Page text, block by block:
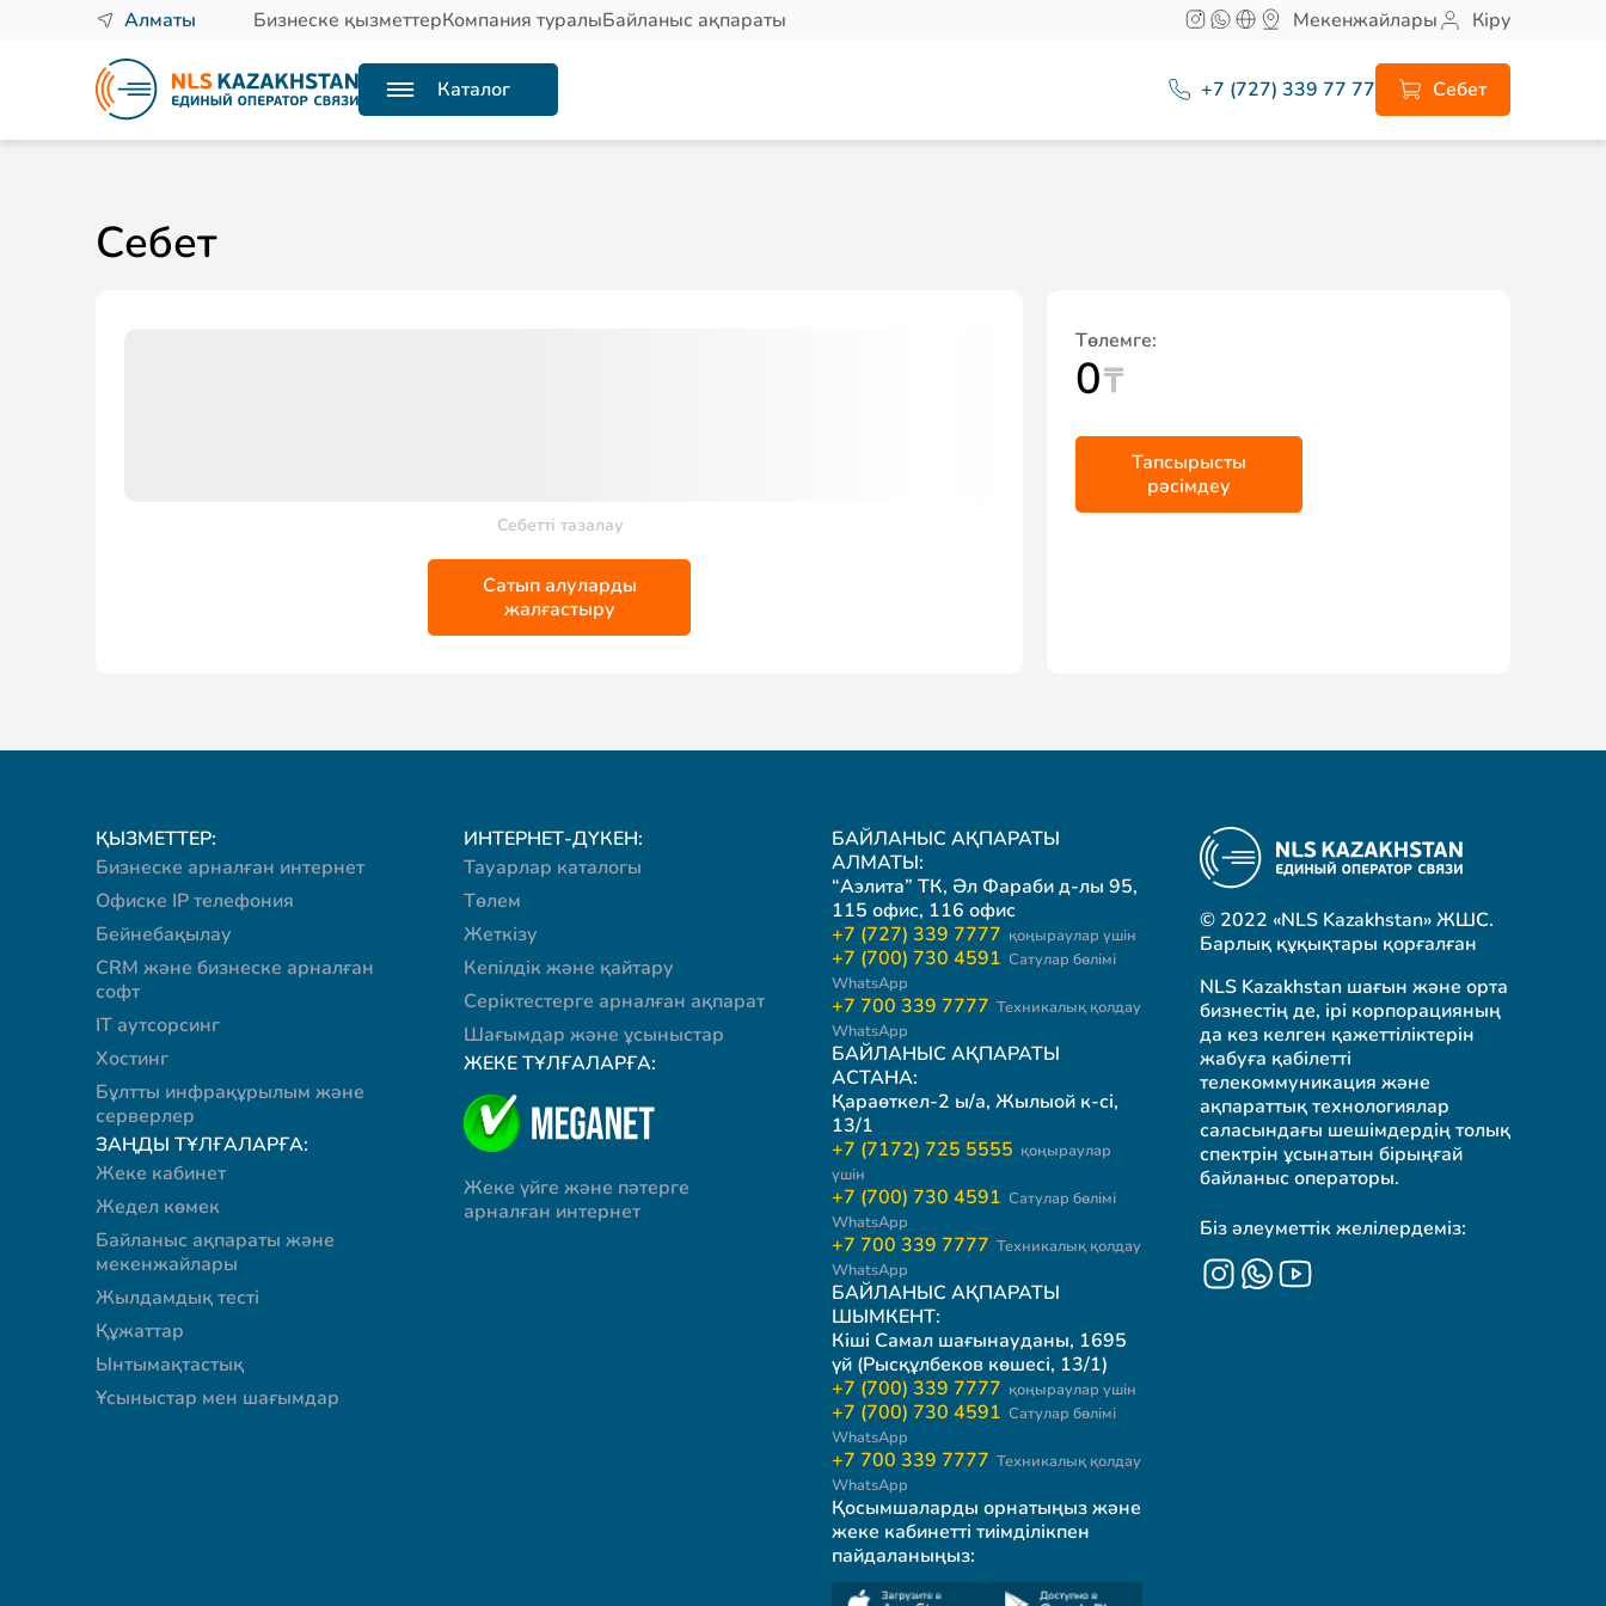
Алматы Бизнеске қызметтерКомпания туралыБайланыс ақпараты Мекенжайлары Кіру
Каталог +7 (727) 339 77 77 Себет
Себет
Себетті тазалау
Сатып алуларды
жалғастыру
Төлемге:
0
Тапсырысты
рәсімдеу
ҚЫЗМЕТТЕР:
Бизнеске арналған интернет
Офиске IP телефония
Бейнебақылау
CRM және бизнеске арналған
софт
IT аутсорсинг
Хостинг
Бұлтты инфрақұрылым және
серверлер
ЗАҢДЫ ТҰЛҒАЛАРҒА:
Жеке кабинет
Жедел көмек
Байланыс ақпараты және
мекенжайлары
Жылдамдық тесті
Құжаттар
Ынтымақтастық
Ұсыныстар мен шағымдар
ИНТЕРНЕТ-ДҮКЕН:
Тауарлар каталогы
Төлем
Жеткізу
Кепілдік және қайтару
Серіктестерге арналған ақпарат
Шағымдар және ұсыныстар
ЖЕКЕ ТҰЛҒАЛАРҒА:
Жеке үйге және пәтерге
арналған интернет
БАЙЛАНЫС АҚПАРАТЫ
АЛМАТЫ:
“Аэлита” ТК, Әл Фараби д-лы 95,
115 офис, 116 офис
+7 (727) 339 7777 қоңыраулар үшін
+7 (700) 730 4591 Сатулар бөлімі
WhatsApp
+7 700 339 7777 Техникалық қолдау
WhatsApp
БАЙЛАНЫС АҚПАРАТЫ
АСТАНА:
Қараөткел-2 ы/а, Жылыой к-сі,
13/1
+7 (7172) 725 5555 қоңыраулар
үшін
+7 (700) 730 4591 Сатулар бөлімі
WhatsApp
+7 700 339 7777 Техникалық қолдау
WhatsApp
БАЙЛАНЫС АҚПАРАТЫ
ШЫМКЕНТ:
Кіші Самал шағынауданы, 1695
үй (Рысқұлбеков көшесі, 13/1)
+7 (700) 339 7777 қоңыраулар үшін
+7 (700) 730 4591 Сатулар бөлімі
WhatsApp
+7 700 339 7777 Техникалық қолдау
WhatsApp
Қосымшаларды орнатыңыз және
жеке кабинетті тиімділікпен
пайдаланыңыз:
© 2022 «NLS Kazakhstan» ЖШС.
Барлық құқықтары қорғалған
NLS Kazakhstan шағын және орта
бизнестің де, ірі корпорацияның
да кез келген қажеттіліктерін
жабуға қабілетті
телекоммуникация және
ақпараттық технологиялар
саласындағы шешімдердің толық
спектрін ұсынатын бірыңғай
байланыс операторы.
Біз әлеуметтік желілердеміз: